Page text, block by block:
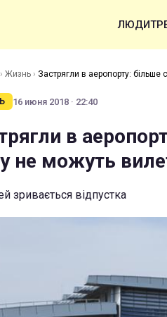
ЛЮДИ
› Жизнь › Застрягли в аеропорту: більше
16 июня 2018 · 22:40
в
не можуть
зривається відпустка